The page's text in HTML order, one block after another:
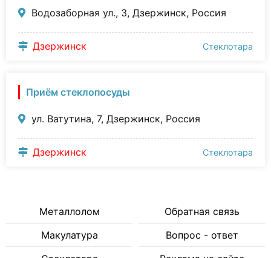
Водозаборная ул., 3, Дзержинск, Россия
Дзержинск Стеклотара
Приём стеклопосуды
ул. Ватутина, 7, Дзержинск, Россия
Дзержинск Стеклотара
Металлолом
Макулатура
Обратная связь
Вопрос - ответ